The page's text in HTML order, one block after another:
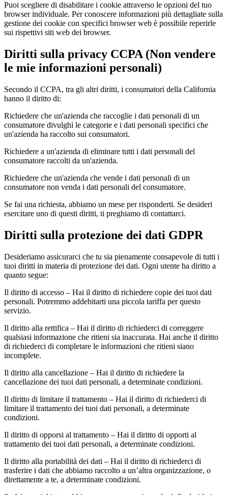
Puoi scegliere di disabilitare i cookie attraverso le opzioni del tuo
browser individuale. Per conoscere informazioni più dettagliate sulla
gestione dei cookie con specifici browser web è possibile reperirle
sui rispettivi siti web dei browser.
Diritti sulla privacy CCPA (Non vendere
le mie informazioni personali)
Secondo il CCPA, tra gli altri diritti, i consumatori della California
hanno il diritto di:
Richiedere che un'azienda che raccoglie i dati personali di un
consumatore divulghi le categorie e i dati personali specifici che
un'azienda ha raccolto sui consumatori.
Richiedere a un'azienda di eliminare tutti i dati personali del
consumatore raccolti da un'azienda.
Richiedere che un'azienda che vende i dati personali di un
consumatore non venda i dati personali del consumatore.
Se fai una richiesta, abbiamo un mese per risponderti. Se desideri
esercitare uno di questi diritti, ti preghiamo di contattarci.
Diritti sulla protezione dei dati GDPR
Desideriamo assicurarci che tu sia pienamente consapevole di tutti i
tuoi diritti in materia di protezione dei dati. Ogni utente ha diritto a
quanto segue:
Il diritto di accesso – Hai il diritto di richiedere copie dei tuoi dati
personali. Potremmo addebitarti una piccola tariffa per questo
servizio.
Il diritto alla rettifica – Hai il diritto di richiederci di correggere
qualsiasi informazione che ritieni sia inaccurata. Hai anche il diritto
di richiederci di completare le informazioni che ritieni siano
incomplete.
Il diritto alla cancellazione – Hai il diritto di richiedere la
cancellazione dei tuoi dati personali, a determinate condizioni.
Il diritto di limitare il trattamento – Hai il diritto di richiederci di
limitare il trattamento dei tuoi dati personali, a determinate
condizioni.
Il diritto di opporsi al trattamento – Hai il diritto di opporti al
trattamento dei tuoi dati personali, a determinate condizioni.
Il diritto alla portabilità dei dati – Hai il diritto di richiederci di
trasferire i dati che abbiamo raccolto a un’altra organizzazione, o
direttamente a te, a determinate condizioni.